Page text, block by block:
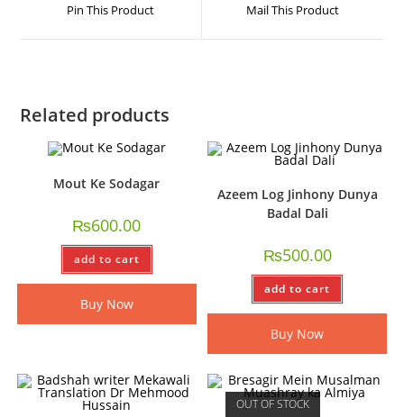
Pin This Product Mail This Product
Related products
Mout Ke Sodagar
₨600.00
add to cart
Buy Now
Azeem Log Jinhony Dunya
Badal Dali
₨500.00
add to cart
Buy Now
OUT OF STOCK